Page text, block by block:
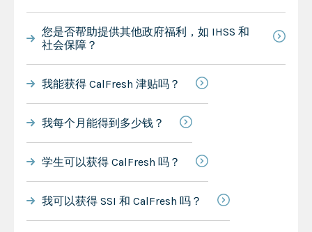
您是否帮助提供其他政府福利，如 IHSS 和
社会保障？
我能获得 CalFresh 津贴吗？
我每个月能得到多少钱？
学生可以获得 CalFresh 吗？
我可以获得 SSI 和 CalFresh 吗？